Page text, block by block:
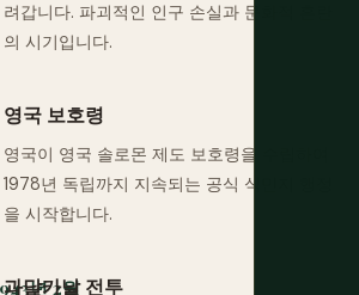
려갑니다. 파괴적인 인구 손실과 문화적 혼란
의 시기입니다.
영국 보호령
영국이 영국 솔로몬 제도 보호령을 수립하여
1978년 독립까지 지속되는 공식 식민지 행정
을 시작합니다.
년 2월
과달카날 전투